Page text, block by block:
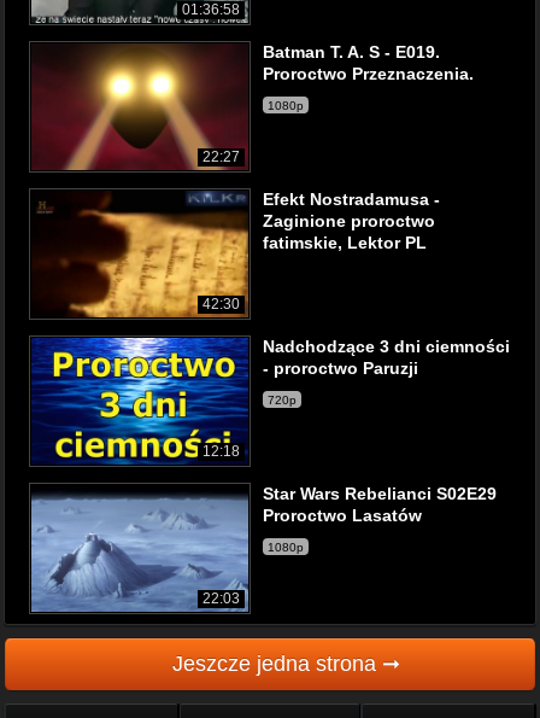
01:36:58
22:27
Batman T. A. S - E019.
Proroctwo Przeznaczenia.
1080p
42:30
Efekt Nostradamusa -
Zaginione proroctwo
fatimskie, Lektor PL
12:18
Nadchodzące 3 dni ciemności
- proroctwo Paruzji
720p
22:03
Star Wars Rebelianci S02E29
Proroctwo Lasatów
1080p
Jeszcze jedna strona ➞